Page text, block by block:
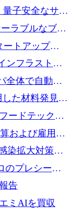
に 4,000 万ド
量子安全なサイ
ラクチャの拡
投入
ラブルなブレ
ェイスのため
ートアップ
2,000 万ドルを
ンフラストラ
300 万ドルの
全体で自動電
万ドルを
た材料発見を
ユーロのベル
ードテックセ
中心に再構築
および雇用プ
に 1,740 万ド
染拡大対策に
のプレシード
シートをター
告
ミAIを買収